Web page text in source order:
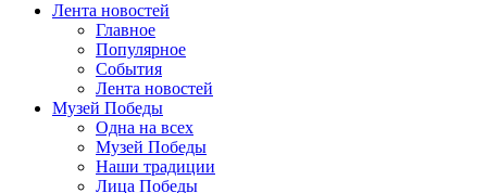
Лента новостей
Главное
Популярное
События
Лента новостей
Музей Победы
Одна на всех
Музей Победы
Наши традиции
Лица Победы